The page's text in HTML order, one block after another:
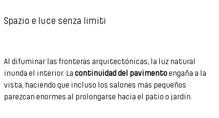
Spazio e luce senza limiti
Al difuminar las fronteras arquitectónicas, la luz natural
inunda el interior. La continuidad del pavimentoengaña a la
vista, haciendo que incluso los salones más pequeños
parezcan enormes al prolongarse hacia el patio o jardín.